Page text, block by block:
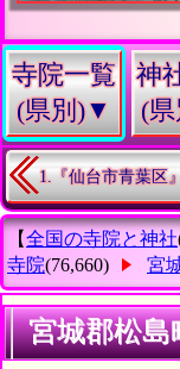
寺院一覧
(県別)▼
神
(
1.『仙台市青葉区
【全国の寺院と神社
寺院(76,660) 宮
宮城郡松島